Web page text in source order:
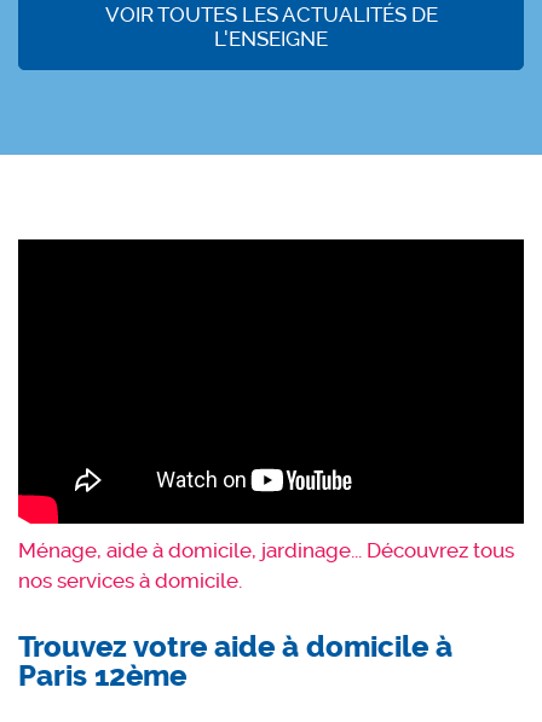
VOIR TOUTES LES ACTUALITÉS DE
L'ENSEIGNE
Ménage, aide à domicile, jardinage... Découvrez tous
nos services à domicile.
Trouvez votre aide à domicile à
Paris 12ème